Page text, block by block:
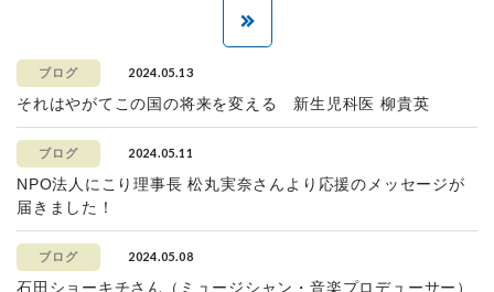
ブログ 2024.05.13
それはやがてこの国の将来を変える 新生児科医 柳貴英
ブログ 2024.05.11
NPO法人にこり理事長 松丸実奈さんより応援のメッセージが
届きました！
ブログ 2024.05.08
石田ショーキチさん（ミュージシャン・音楽プロデューサー）